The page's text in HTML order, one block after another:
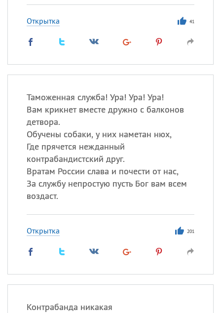
Открытка 41
Таможенная служба! Ура! Ура! Ура!
Вам крикнет вместе дружно с балконов
детвора.
Обучены собаки, у них наметан нюх,
Где прячется нежданный
контрабандистский друг.
Вратам России слава и почести от нас,
За службу непростую пусть Бог вам всем
воздаст.
Открытка 201
Контрабанда никакая